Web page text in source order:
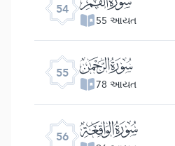
54
55 આયત
55 ﯤ
78 આયત
56 ﯥ